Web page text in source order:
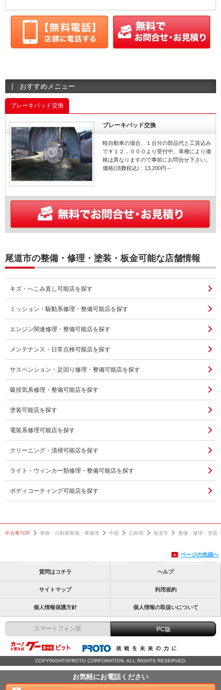
おすすめメニュー
ブレーキパッド交換
ブレーキパッド交換
軽自動車の場合、１台分の部品代と工賃込み
で￥１２，０００より受付中。車種により価
格は異なりますので事前にお問合せ下さい。
価格(消費税込)：13,200円～
尾道市の整備・修理・塗装・板金可能な店舗情報
キズ・へこみ直し可能店を探す
ミッション・駆動系修理・整備可能店を探す
エンジン関連修理・整備可能店を探す
メンテナンス・日常点検可能店を探す
サスペンション・足回り修理・整備可能店を探す
吸排気系修理・整備可能店を探す
塗装可能店を探す
電装系修理可能店を探す
クリーニング・清掃可能店を探す
ライト・ウィンカー類修理・整備可能店を探す
ボディコーティング可能店を探す
中古車TOP 車検・自動車整備・車修理 中国 広島県 尾道市 整備・修理・塗装
お気軽にお電話ください
ページの先頭へ
質問はコチラ ヘルプ
サイトマップ 利用規約
個人情報保護方針 個人情報の取扱いについて
スマートフォン版 PC版
COPYRIGHT©PROTO CORPORATION. ALL RIGHTS RESERVED.